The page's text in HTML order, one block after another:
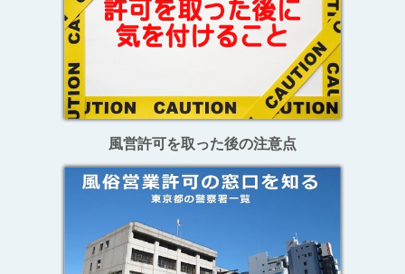
風営許可を取った後の注意点